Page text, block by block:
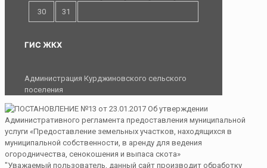
30 31
ГИС ЖКХ
Администрация Курджиновского сельского
поселения
"Уважаемый пользователь, данный сайт производит обработку